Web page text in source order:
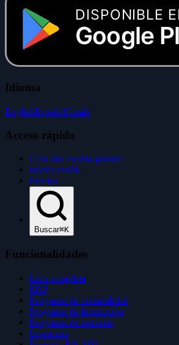
DISPONIBLE
Google
Idioma
EnglishEspañolCatalà
Acceso rápido
Crea una cuenta gratuita
Iniciar sesión
Precios
Buscar⌘K
Funcionalidades
Lista completa
ERP
Programa de contabilidad
Programa de facturación
Programa de tesorería
Inventario